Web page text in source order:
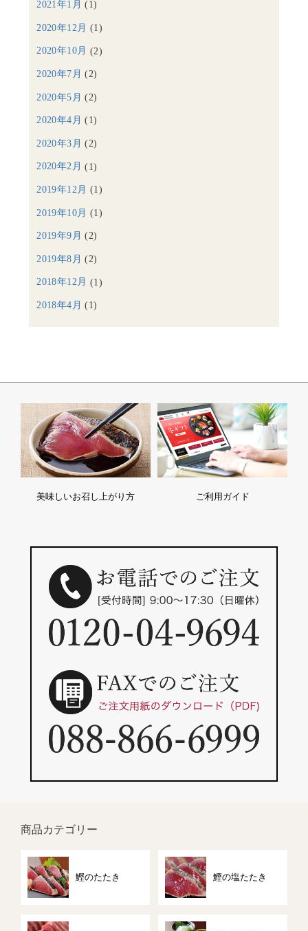
2021年1月 (1)
2020年12月 (1)
2020年10月 (2)
2020年7月 (2)
2020年5月 (2)
2020年4月 (1)
2020年3月 (2)
2020年2月 (1)
2019年12月 (1)
2019年10月 (1)
2019年9月 (2)
2019年8月 (2)
2018年12月 (1)
2018年4月 (1)
美味しいお召し上がり方 ご利用ガイド
商品カテゴリー
鰹のたたき 鰹の塩たたき